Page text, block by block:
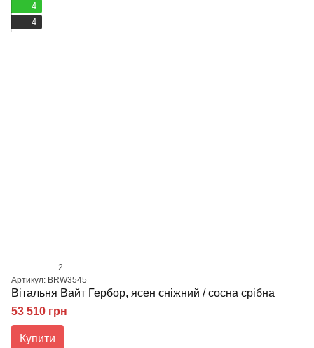
4
4
2
Артикул: BRW3545
Вітальня Вайт Гербор, ясен сніжний / сосна срібна
53 510 грн
Купити